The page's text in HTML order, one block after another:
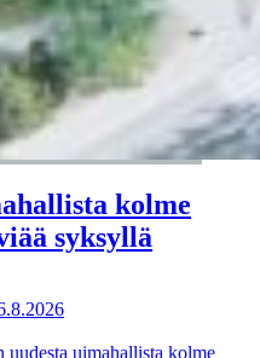
kolme
syksyllä
uudesta uimahallista kolme